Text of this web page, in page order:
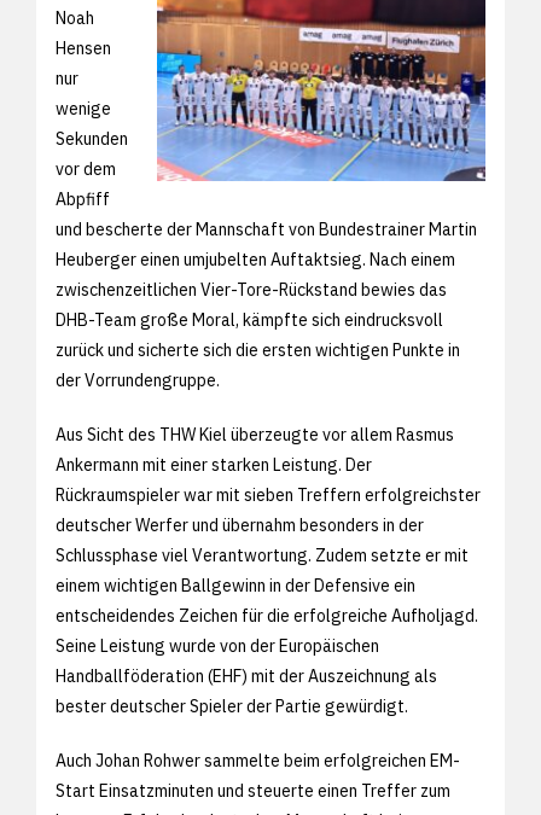
Noah
Hensen
nur
wenige
Sekunden
vor dem
Abpfiff
und bescherte der Mannschaft von Bundestrainer Martin
Heuberger einen umjubelten Auftaktsieg. Nach einem
zwischenzeitlichen Vier-Tore-Rückstand bewies das
DHB-Team große Moral, kämpfte sich eindrucksvoll
zurück und sicherte sich die ersten wichtigen Punkte in
der Vorrundengruppe.
Aus Sicht des THW Kiel überzeugte vor allem Rasmus
Ankermann mit einer starken Leistung. Der
Rückraumspieler war mit sieben Treffern erfolgreichster
deutscher Werfer und übernahm besonders in der
Schlussphase viel Verantwortung. Zudem setzte er mit
einem wichtigen Ballgewinn in der Defensive ein
entscheidendes Zeichen für die erfolgreiche Aufholjagd.
Seine Leistung wurde von der Europäischen
Handballföderation (EHF) mit der Auszeichnung als
bester deutscher Spieler der Partie gewürdigt.
Auch Johan Rohwer sammelte beim erfolgreichen EM-
Start Einsatzminuten und steuerte einen Treffer zum